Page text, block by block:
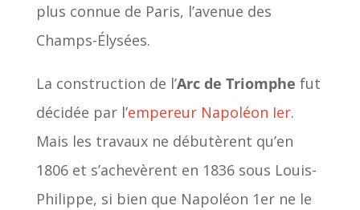
plus connue de Paris, l’avenue des
Champs-Élysées.
La construction de l’Arc de Triomphe fut
décidée par l’empereur Napoléon Ier.
Mais les travaux ne débutèrent qu’en
1806 et s’achevèrent en 1836 sous Louis-
Philippe, si bien que Napoléon 1er ne le